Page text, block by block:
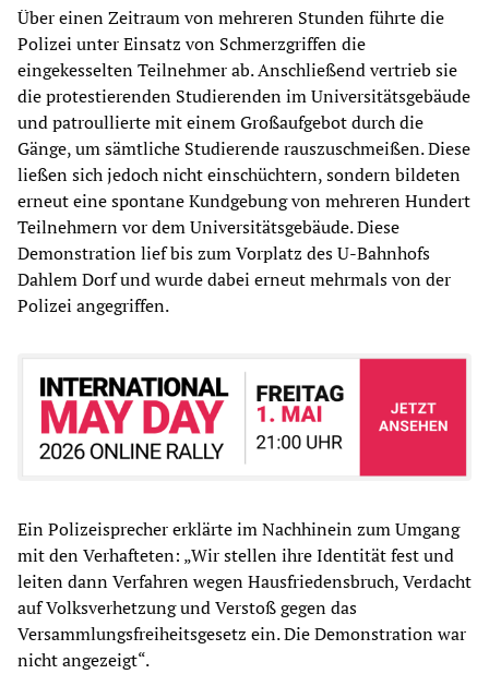
Über einen Zeitraum von mehreren Stunden führte die
Polizei unter Einsatz von Schmerzgriffen die
eingekesselten Teilnehmer ab. Anschließend vertrieb sie
die protestierenden Studierenden im Universitätsgebäude
und patroullierte mit einem Großaufgebot durch die
Gänge, um sämtliche Studierende rauszuschmeißen. Diese
ließen sich jedoch nicht einschüchtern, sondern bildeten
erneut eine spontane Kundgebung von mehreren Hundert
Teilnehmern vor dem Universitätsgebäude. Diese
Demonstration lief bis zum Vorplatz des U-Bahnhofs
Dahlem Dorf und wurde dabei erneut mehrmals von der
Polizei angegriffen.
Ein Polizeisprecher erklärte im Nachhinein zum Umgang
mit den Verhafteten: „Wir stellen ihre Identität fest und
leiten dann Verfahren wegen Hausfriedensbruch, Verdacht
auf Volksverhetzung und Verstoß gegen das
Versammlungsfreiheitsgesetz ein. Die Demonstration war
nicht angezeigt“.